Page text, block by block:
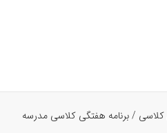
کلاسی /برنامه هفتگی کلاسی مدرسه